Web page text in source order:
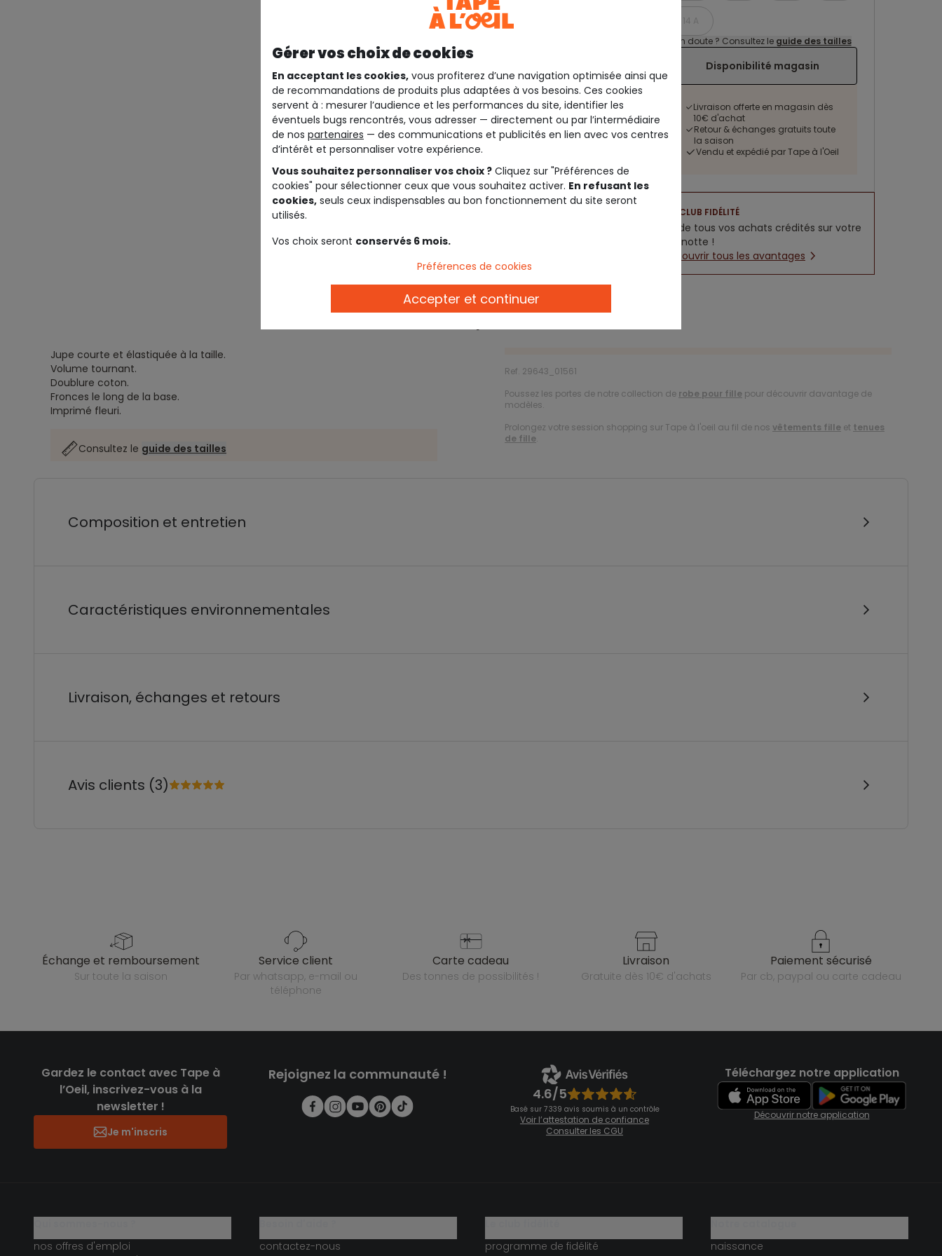
14 A
Un doute ? Consultez le guide des tailles
Disponibilité magasin
Livraison offerte en magasin dès
10€ d'achat
Retour & échanges gratuits toute
la saison
Vendu et expédié par Tape à l'Oeil
CLUB FIDÉLITÉ
5% de tous vos achats crédités sur votre
cagnotte !
Découvrir tous les avantages
Description
Jupe courte et élastiquée à la taille.
Volume tournant.
Doublure coton.
Fronces le long de la base.
Imprimé fleuri.
Consultez le guide des tailles
Ref. 29643_01561
Poussez les portes de notre collection de robe pour fille pour découvrir davantage de
modèles.
Prolongez votre session shopping sur Tape à l'oeil au fil de nos vêtements fille et tenues
de fille.
Composition et entretien
Caractéristiques environnementales
Livraison, échanges et retours
Avis clients (3)
échange et remboursement
sur toute la saison
service client
par whatsapp, e-mail ou
téléphone
carte cadeau
des tonnes de possibilités !
livraison
gratuite dès 10€ d'achats
paiement sécurisé
par cb, paypal ou carte cadeau
Gardez le contact avec Tape à
l’Oeil, inscrivez-vous à la
newsletter !
Je m'inscris
Rejoignez la communauté !
4.6/5
Basé sur 7 339 avis soumis à un contrôle
Voir l’attestation de confiance
Consulter les CGU
Téléchargez notre application
Découvrir notre application
nos offres d'emploi
contactez-nous
programme de fidélité
naissance
Gérer vos choix de cookies
En acceptant les cookies, vous profiterez d’une navigation optimisée ainsi que
de recommandations de produits plus adaptées à vos besoins. Ces cookies
servent à : mesurer l’audience et les performances du site, identifier les
éventuels bugs rencontrés, vous adresser — directement ou par l’intermédiaire
de nos partenaires — des communications et publicités en lien avec vos centres
d’intérêt et personnaliser votre expérience.
Vous souhaitez personnaliser vos choix ? Cliquez sur "Préférences de
cookies" pour sélectionner ceux que vous souhaitez activer. En refusant les
cookies, seuls ceux indispensables au bon fonctionnement du site seront
utilisés.
Vos choix seront conservés 6 mois.
Préférences de cookies
Accepter et continuer